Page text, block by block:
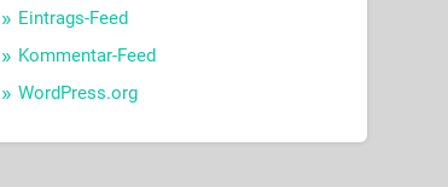
Eintrags-Feed
Kommentar-Feed
WordPress.org